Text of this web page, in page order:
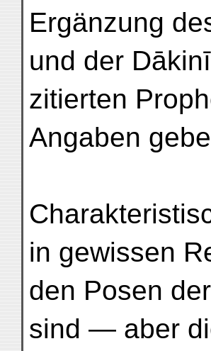
Ergänzung
und der
zitierten
Angaben
in gewissen
den Posen
sind — aber